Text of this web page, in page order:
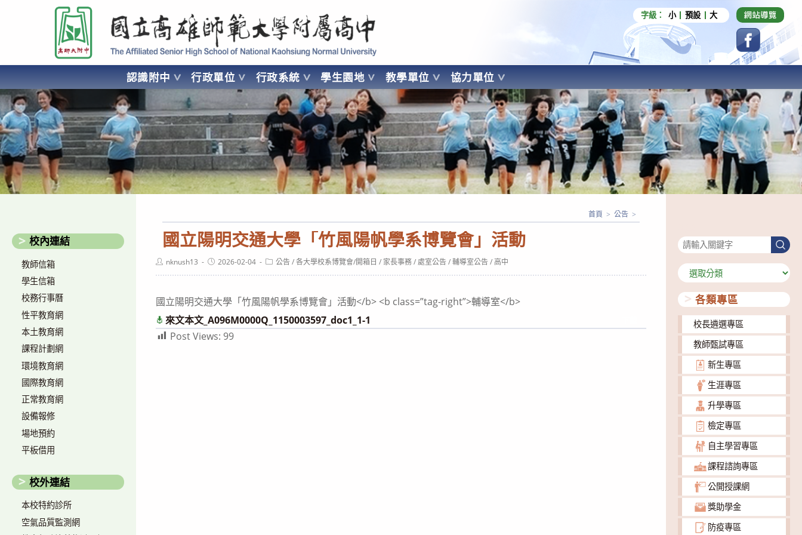
要
容
國立高雄師範大學附屬高級中學 Affiliated Senior High School of National Kaohsiung Normal University
字級： 小 預設 大
認識附中 行政單位 行政系統 學生園地 教學單位 協力單位
AFFILIATED SENIOR HIGH SCHOOL OF NATIONAL KAOHSIUNG NORMAL UNIVERSITY
國立陽明交通大學「竹風陽帆學系博覽會」活動
首頁 > 公告 >
Postnknush13
Post2026-02-04
Post公告 / 各大學校系博覽會/開箱日 / 家長事務 / 處室公告 / 輔導室公告 / 高中
國立陽明交通大學「竹風陽帆學系博覽會」活動</b> <b class=”tag-right”>輔導室</b>
來文本文_A096M0000Q_1150003597_doc1_1-1
Post Views: 99
校內連結
教師信箱
學生信箱
校務行事曆
性平教育網
本土教育網
課程計劃網
環境教育網
國際教育網
正常教育網
設備報修
場地預約
平板借用
校外連結
本校特約診所
空氣品質監測網
搜
尋
分
類
各類專區
校長遴選專區
教師甄試專區
新生專區
生涯專區
升學專區
檢定專區
自主學習專區
課程諮詢專區
公開授課網
獎助學金
防疫專區